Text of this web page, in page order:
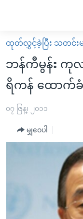
လွယ်ကူ
စေ
သည့်
Link
များ
အကြောင်းအရာ
မူလစာမျက်နှာ
မြန်မာ
ကမ္ဘာ့သတင်းများ
နိုင်ငံတကာ
အစ္စရေး-ပါလက်စတိုင်း
ဗွီဒီယို
ရပ်ဝန်းတခု လမ်းတခု
အင်္ဂလိပ်စာလေ့လာမယ်
အမေရိကန်သုံးအီဒီယံ
မကြေးမုံရဲ့ အင်္ဂလိပ်စာ
ရုပ်ရှင်ထဲက အင်္ဂလိပ်စာ
အပတ်စဉ်ကဏ္ဍများ
ရေဒီယိုနှင့်ရုပ်သံ အခ
ရေဒီယို/တီဗွီအစီအစဉ်
ထုတ်လွှင့်ခဲ့ပြီး သတင်းမ
ဘန်ကီမွန်း ကု
ရိကန် ထောက်ခံ
၀၇ ဇြန္၊ ၂၀၁၁
မျှဝေပါ